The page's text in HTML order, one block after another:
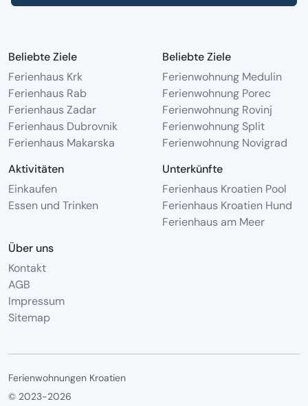
Beliebte Ziele
Ferienhaus Krk
Ferienhaus Rab
Ferienhaus Zadar
Ferienhaus Dubrovnik
Ferienhaus Makarska
Beliebte Ziele
Ferienwohnung Medulin
Ferienwohnung Porec
Ferienwohnung Rovinj
Ferienwohnung Split
Ferienwohnung Novigrad
Aktivitäten
Einkaufen
Essen und Trinken
Unterkünfte
Ferienhaus Kroatien Pool
Ferienhaus Kroatien Hund
Ferienhaus am Meer
Über uns
Kontakt
AGB
Impressum
Sitemap
Ferienwohnungen Kroatien
© 2023-2026